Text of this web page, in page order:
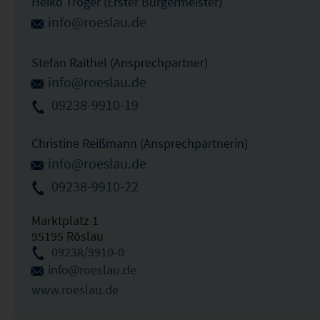
info@roeslau.de
Stefan Raithel (Ansprechpartner)
info@roeslau.de
09238-9910-19
Christine Reißmann (Ansprechpartnerin)
info@roeslau.de
09238-9910-22
Marktplatz 1
95195 Röslau
09238/9910-0
info@roeslau.de
www.roeslau.de